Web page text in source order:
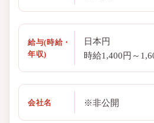
給与(時給・
年収)
日本円
時給1,400円～
会社名 ※非公開